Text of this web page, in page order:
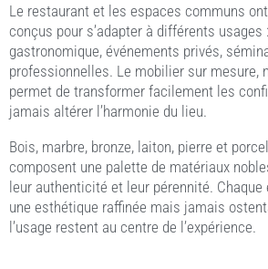
Le restaurant et les espaces communs
conçus pour s’adapter à différents usages
gastronomique, événements privés,
professionnelles. Le mobilier sur mesure,
permet de transformer facilement les
jamais altérer l’harmonie du lieu.
Bois, marbre, bronze, laiton, pierre et
composent une palette de matériaux
leur authenticité et leur pérennité.
une esthétique raffinée mais jamais
l’usage restent au centre de l’expérience.